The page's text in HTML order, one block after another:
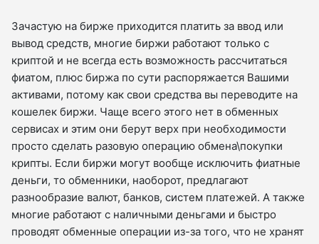
Зачастую на бирже приходится платить за ввод или
вывод средств, многие биржи работают только с
криптой и не всегда есть возможность рассчитаться
фиатом, плюс биржа по сути распоряжается Вашими
активами, потому как свои средства вы переводите на
кошелек биржи. Чаще всего этого нет в обменных
сервисах и этим они берут верх при необходимости
просто сделать разовую операцию обмена\покупки
крипты. Если биржи могут вообще исключить фиатные
деньги, то обменники, наоборот, предлагают
разнообразие валют, банков, систем платежей. А также
многие работают с наличными деньгами и быстро
проводят обменные операции из-за того, что не хранят